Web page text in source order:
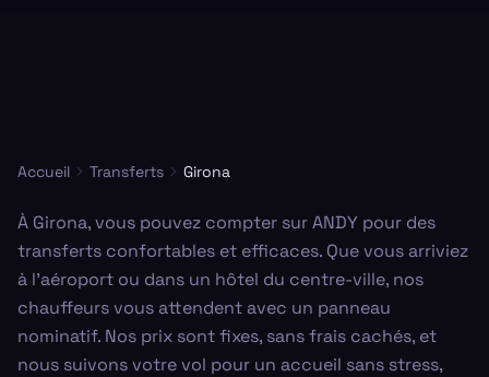
Accueil Transferts Girona
À Girona, vous pouvez compter sur ANDY pour des
transferts confortables et efficaces. Que vous arriviez
à l’aéroport ou dans un hôtel du centre-ville, nos
chauffeurs vous attendent avec un panneau
nominatif. Nos prix sont fixes, sans frais cachés, et
nous suivons votre vol pour un accueil sans stress,